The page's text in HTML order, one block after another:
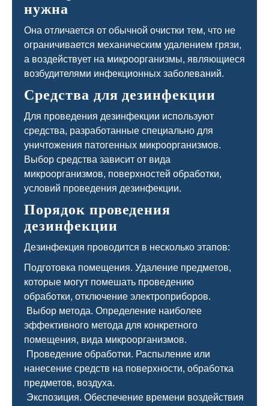
нужна
Она отличается от обычной очистки тем, что не
ограничивается механическим удалением грязи,
а воздействует на микроорганизмы, являющиеся
возбудителями инфекционных заболеваний.
Средства для дезинфекции
Для проведения дезинфекции используют
средства, разработанные специально для
уничтожения патогенных микроорганизмов.
Выбор средства зависит от вида
микроорганизмов, поверхностей обработки,
условий проведения дезинфекции.
Порядок проведения
дезинфекции
Дезинфекция проводится в несколько этапов:
Подготовка помещения. Удаление предметов,
которые могут помешать проведению
обработки, отключение электроприборов.
Выбор метода. Определение наиболее
эффективного метода для конкретного
помещения, вида микроорганизмов.
Проведение обработки. Распыление или
нанесение средств на поверхности, обработка
предметов, воздуха.
Экспозиция. Обеспечение времени воздействия